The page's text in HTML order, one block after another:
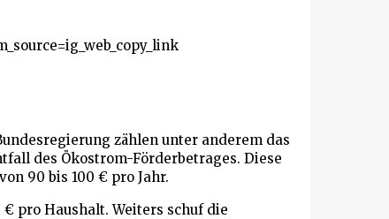
zählen unter anderem das
des Ökostrom-Förderbetrages. Diese
90 bis 100 € pro Jahr.
pro Haushalt. Weiters schuf die